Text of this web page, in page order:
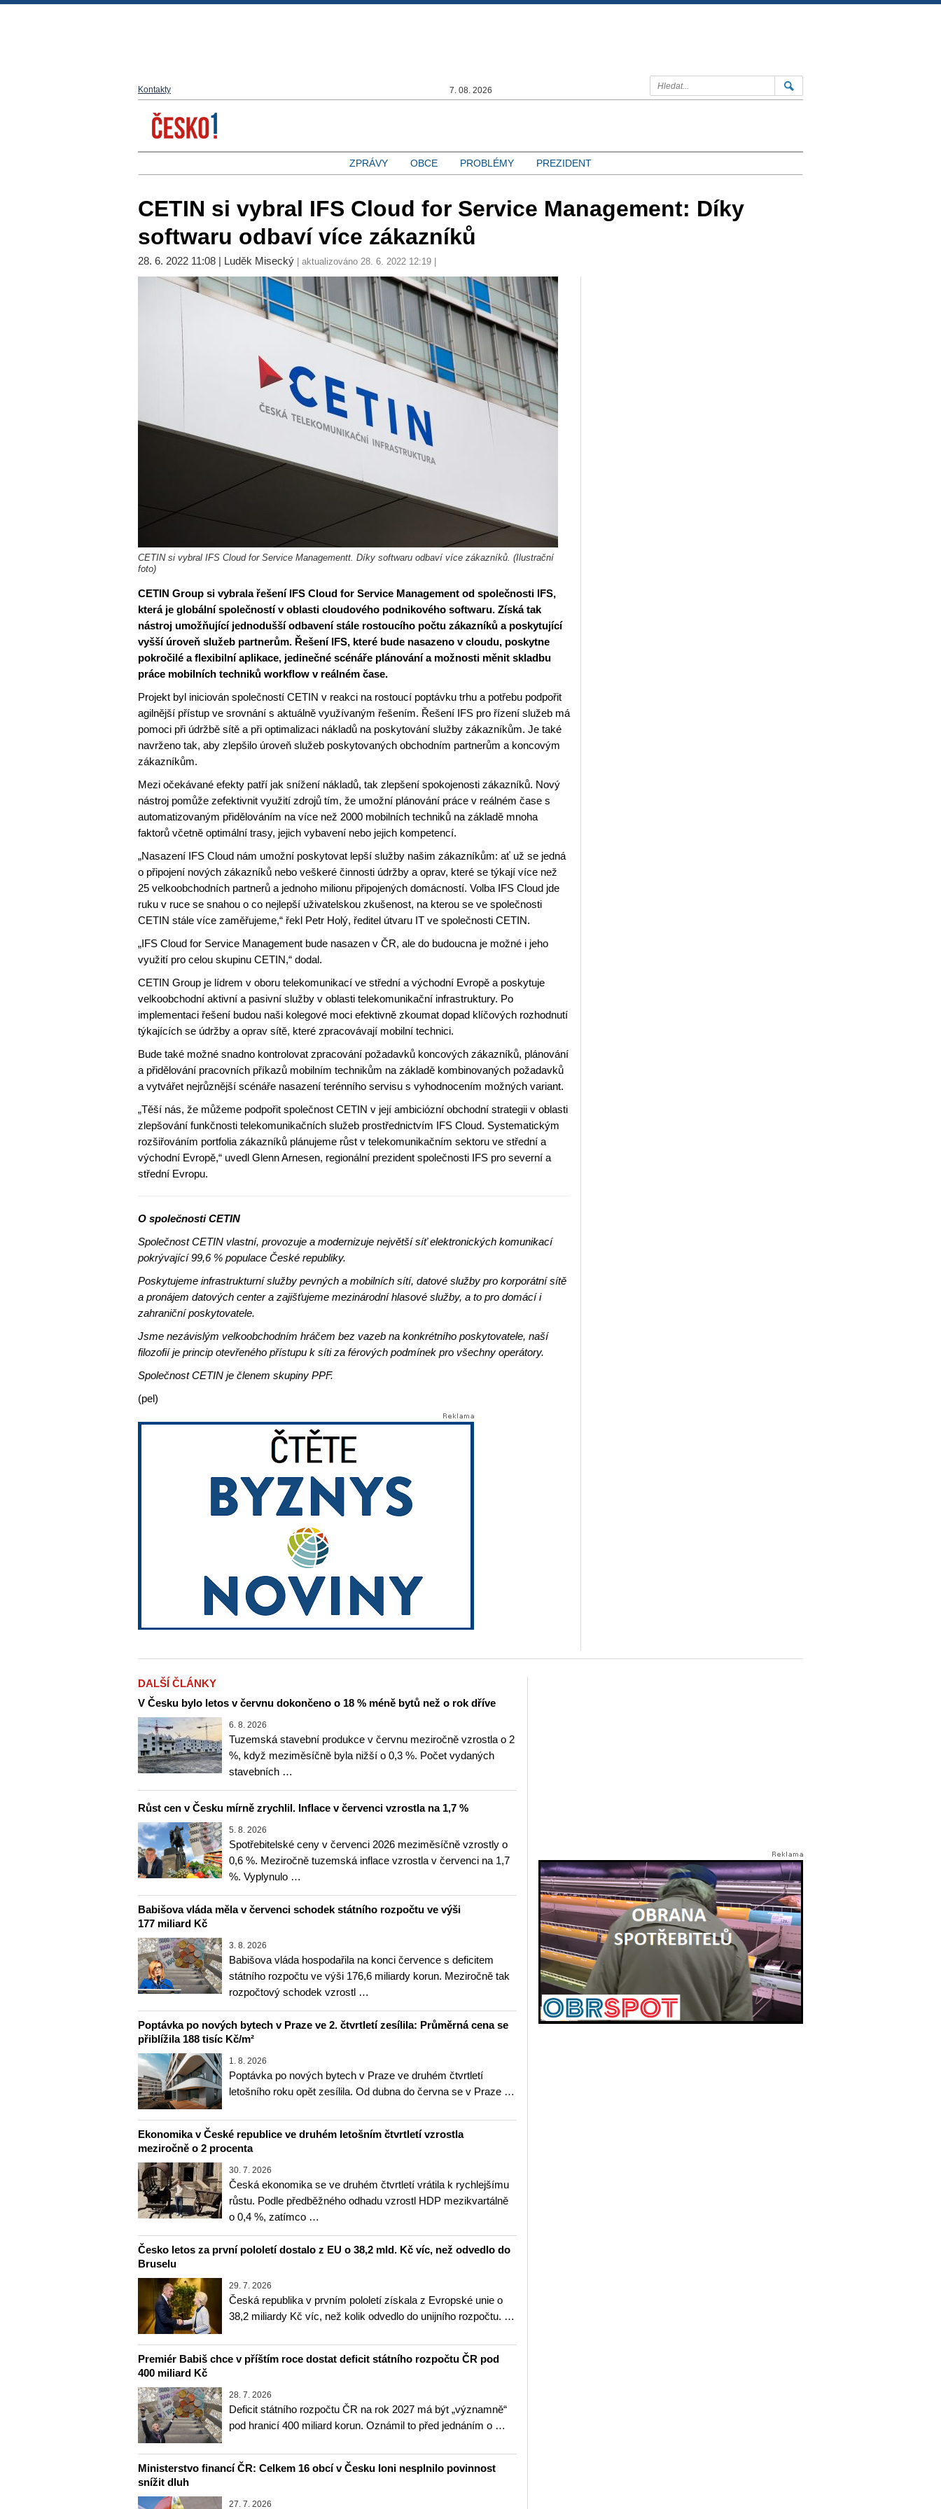
Kontakty 7. 08. 2026
ZPRÁVY OBCE PROBLÉMY PREZIDENT
CETIN si vybral IFS Cloud for Service Management: Díky
softwaru odbaví více zákazníků
28. 6. 2022 11:08 | Luděk Misecký | aktualizováno 28. 6. 2022 12:19 |
CETIN si vybral IFS Cloud for Service Managementt. Díky softwaru odbaví více zákazníků. (Ilustrační
foto)
CETIN Group si vybrala řešení IFS Cloud for Service Management od společnosti IFS,
která je globální společností v oblasti cloudového podnikového softwaru. Získá tak
nástroj umožňující jednodušší odbavení stále rostoucího počtu zákazníků a poskytující
vyšší úroveň služeb partnerům. Řešení IFS, které bude nasazeno v cloudu, poskytne
pokročilé a flexibilní aplikace, jedinečné scénáře plánování a možnosti měnit skladbu
práce mobilních techniků workflow v reálném čase.
Projekt byl iniciován společností CETIN v reakci na rostoucí poptávku trhu a potřebu podpořit
agilnější přístup ve srovnání s aktuálně využívaným řešením. Řešení IFS pro řízení služeb má
pomoci při údržbě sítě a při optimalizaci nákladů na poskytování služby zákazníkům. Je také
navrženo tak, aby zlepšilo úroveň služeb poskytovaných obchodním partnerům a koncovým
zákazníkům.
Mezi očekávané efekty patří jak snížení nákladů, tak zlepšení spokojenosti zákazníků. Nový
nástroj pomůže zefektivnit využití zdrojů tím, že umožní plánování práce v reálném čase s
automatizovaným přidělováním na více než 2000 mobilních techniků na základě mnoha
faktorů včetně optimální trasy, jejich vybavení nebo jejich kompetencí.
„Nasazení IFS Cloud nám umožní poskytovat lepší služby našim zákazníkům: ať už se jedná
o připojení nových zákazníků nebo veškeré činnosti údržby a oprav, které se týkají více než
25 velkoobchodních partnerů a jednoho milionu připojených domácností. Volba IFS Cloud jde
ruku v ruce se snahou o co nejlepší uživatelskou zkušenost, na kterou se ve společnosti
CETIN stále více zaměřujeme,“ řekl Petr Holý, ředitel útvaru IT ve společnosti CETIN.
„IFS Cloud for Service Management bude nasazen v ČR, ale do budoucna je možné i jeho
využití pro celou skupinu CETIN,“ dodal.
CETIN Group je lídrem v oboru telekomunikací ve střední a východní Evropě a poskytuje
velkoobchodní aktivní a pasivní služby v oblasti telekomunikační infrastruktury. Po
implementaci řešení budou naši kolegové moci efektivně zkoumat dopad klíčových rozhodnutí
týkajících se údržby a oprav sítě, které zpracovávají mobilní technici.
Bude také možné snadno kontrolovat zpracování požadavků koncových zákazníků, plánování
a přidělování pracovních příkazů mobilním technikům na základě kombinovaných požadavků
a vytvářet nejrůznější scénáře nasazení terénního servisu s vyhodnocením možných variant.
„Těší nás, že můžeme podpořit společnost CETIN v její ambiciózní obchodní strategii v oblasti
zlepšování funkčnosti telekomunikačních služeb prostřednictvím IFS Cloud. Systematickým
rozšiřováním portfolia zákazníků plánujeme růst v telekomunikačním sektoru ve střední a
východní Evropě,“ uvedl Glenn Arnesen, regionální prezident společnosti IFS pro severní a
střední Evropu.
O společnosti CETIN
Společnost CETIN vlastní, provozuje a modernizuje největší síť elektronických komunikací
pokrývající 99,6 % populace České republiky.
Poskytujeme infrastrukturní služby pevných a mobilních sítí, datové služby pro korporátní sítě
a pronájem datových center a zajišťujeme mezinárodní hlasové služby, a to pro domácí i
zahraniční poskytovatele.
Jsme nezávislým velkoobchodním hráčem bez vazeb na konkrétního poskytovatele, naší
filozofií je princip otevřeného přístupu k síti za férových podmínek pro všechny operátory.
Společnost CETIN je členem skupiny PPF.
(pel)
DALŠÍ ČLÁNKY
V Česku bylo letos v červnu dokončeno o 18 % méně bytů než o rok dříve
6. 8. 2026
Tuzemská stavební produkce v červnu meziročně vzrostla o 2
%, když meziměsíčně byla nižší o 0,3 %. Počet vydaných
stavebních …
Růst cen v Česku mírně zrychlil. Inflace v červenci vzrostla na 1,7 %
5. 8. 2026
Spotřebitelské ceny v červenci 2026 meziměsíčně vzrostly o
0,6 %. Meziročně tuzemská inflace vzrostla v červenci na 1,7
%. Vyplynulo …
Babišova vláda měla v červenci schodek státního rozpočtu ve výši
177 miliard Kč
3. 8. 2026
Babišova vláda hospodařila na konci července s deficitem
státního rozpočtu ve výši 176,6 miliardy korun. Meziročně tak
rozpočtový schodek vzrostl …
Poptávka po nových bytech v Praze ve 2. čtvrtletí zesílila: Průměrná cena se
přiblížila 188 tisíc Kč/m²
1. 8. 2026
Poptávka po nových bytech v Praze ve druhém čtvrtletí
letošního roku opět zesílila. Od dubna do června se v Praze …
Ekonomika v České republice ve druhém letošním čtvrtletí vzrostla
meziročně o 2 procenta
30. 7. 2026
Česká ekonomika se ve druhém čtvrtletí vrátila k rychlejšímu
růstu. Podle předběžného odhadu vzrostl HDP mezikvartálně
o 0,4 %, zatímco …
Česko letos za první pololetí dostalo z EU o 38,2 mld. Kč víc, než odvedlo do
Bruselu
29. 7. 2026
Česká republika v prvním pololetí získala z Evropské unie o
38,2 miliardy Kč víc, než kolik odvedlo do unijního rozpočtu. …
Premiér Babiš chce v příštím roce dostat deficit státního rozpočtu ČR pod
400 miliard Kč
28. 7. 2026
Deficit státního rozpočtu ČR na rok 2027 má být „významně“
pod hranicí 400 miliard korun. Oznámil to před jednáním o …
Ministerstvo financí ČR: Celkem 16 obcí v Česku loni nesplnilo povinnost
snížit dluh
27. 7. 2026